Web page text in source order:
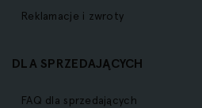
Reklamacje i zwroty
DLA SPRZEDAJĄCYCH
FAQ dla sprzedających